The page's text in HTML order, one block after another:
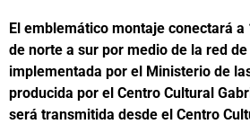
El emblemático montaje conectará
de norte a sur por medio de la red
implementada por el Ministerio de
producida por el Centro Cultural
será transmitida desde el Centro